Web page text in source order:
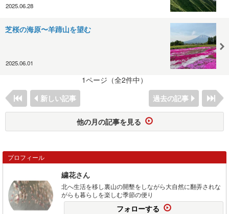
2025.06.28
芝桜の海原〜羊蹄山を望む
2025.06.01
1ページ（全2件中）
新しい記事
過去の記事
他の月の記事を見る
プロフィール
繍花さん
北へ生活を移し裏山の開墾をしながら大自然に翻弄されな
がらも暮らしを楽しむ季節の便り
フォローする